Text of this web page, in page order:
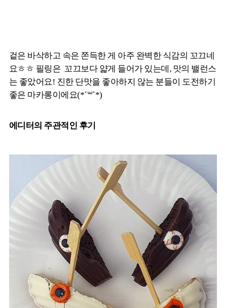
겉은 바삭하고 속은 쫀득한 게 아주 완벽한 식감의 꼬끄네
요ㅎㅎ 필링은 꼬끄보다 얇게 들어가 있는데, 맛의 밸런스
는 좋았어요! 진한 단맛을 좋아하지 않는 분들이 도전하기
좋은 마카롱이에요(*´꒳`*)
에디터의 주관적인 후기